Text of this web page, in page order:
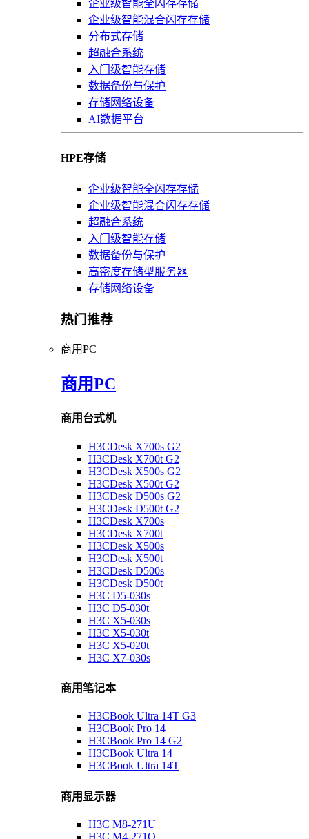
企业级智能全闪存存储
企业级智能混合闪存存储
分布式存储
超融合系统
入门级智能存储
数据备份与保护
存储网络设备
AI数据平台
HPE存储
企业级智能全闪存存储
企业级智能混合闪存存储
超融合系统
入门级智能存储
数据备份与保护
高密度存储型服务器
存储网络设备
热门推荐
商用PC
商用PC
商用台式机
H3CDesk X700s G2
H3CDesk X700t G2
H3CDesk X500s G2
H3CDesk X500t G2
H3CDesk D500s G2
H3CDesk D500t G2
H3CDesk X700s
H3CDesk X700t
H3CDesk X500s
H3CDesk X500t
H3CDesk D500s
H3CDesk D500t
H3C D5-030s
H3C D5-030t
H3C X5-030s
H3C X5-030t
H3C X5-020t
H3C X7-030s
商用笔记本
H3CBook Ultra 14T G3
H3CBook Pro 14
H3CBook Pro 14 G2
H3CBook Ultra 14
H3CBook Ultra 14T
商用显示器
H3C M8-271U
H3C M4-271Q